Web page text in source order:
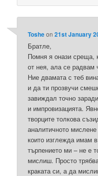
Tosheon21st January
Братле,
Помня я онази среща,
от нея, ала се радвам
Ние двамата с теб
и да ти прозвучи
завиждал точно
и импровизацията.
творците толкова
аналитичното
които изглежда имам
търпението ми – не е
мислиш. Просто
краката си, а да